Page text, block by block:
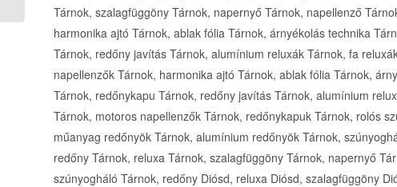
Tárnok, szalagfüggöny Tárnok, napernyő Tárnok, napellenző
harmonika ajtó Tárnok, ablak fólia Tárnok, árnyékolás technika
Tárnok, redőny javítás Tárnok, alumínium reluxák Tárnok, fa
napellenzők Tárnok, harmonika ajtó Tárnok, ablak fólia Tárnok,
Tárnok, redőnykapu Tárnok, redőny javítás Tárnok, alumínium
Tárnok, motoros napellenzők Tárnok, redőnykapuk Tárnok, rolós
műanyag redőnyök Tárnok, alumínium redőnyök Tárnok,
redőny Tárnok, reluxa Tárnok, szalagfüggöny Tárnok, napernyő
szúnyogháló Tárnok, redőny Diósd, reluxa Diósd, szalagfüggöny